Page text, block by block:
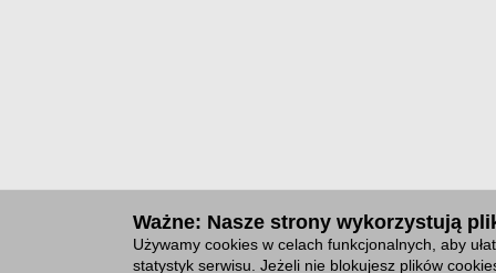
Ważne: Nasze strony wykorzystują
Używamy cookies w celach funkcjonalnych, aby
statystyk serwisu. Jeżeli nie blokujesz plików